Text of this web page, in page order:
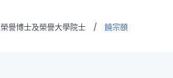
榮譽博士及榮譽大學院士 / 饒宗頤